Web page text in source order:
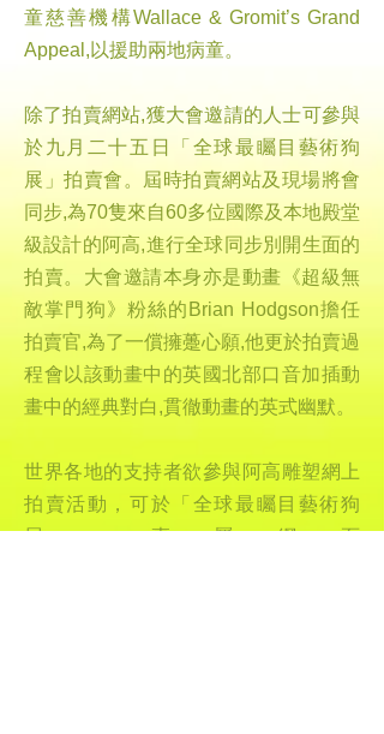
童慈善機構Wallace & Gromit’s Grand
Appeal,以援助兩地病童。
除了拍賣網站,獲大會邀請的人士可參與
於九月二十五日「全球最矚目藝術狗
展」拍賣會。屆時拍賣網站及現場將會
同步,為70隻來自60多位國際及本地殿堂
級設計的阿高,進行全球同步別開生面的
拍賣。大會邀請本身亦是動畫《超級無
敵掌門狗》粉絲的Brian Hodgson擔任
拍賣官,為了一償擁躉心願,他更於拍賣過
程會以該動畫中的英國北部口音加插動
畫中的經典對白,貫徹動畫的英式幽默。
世界各地的支持者欲參與阿高雕塑網上
拍賣活動，可於「全球最矚目藝術狗
展」專屬網頁